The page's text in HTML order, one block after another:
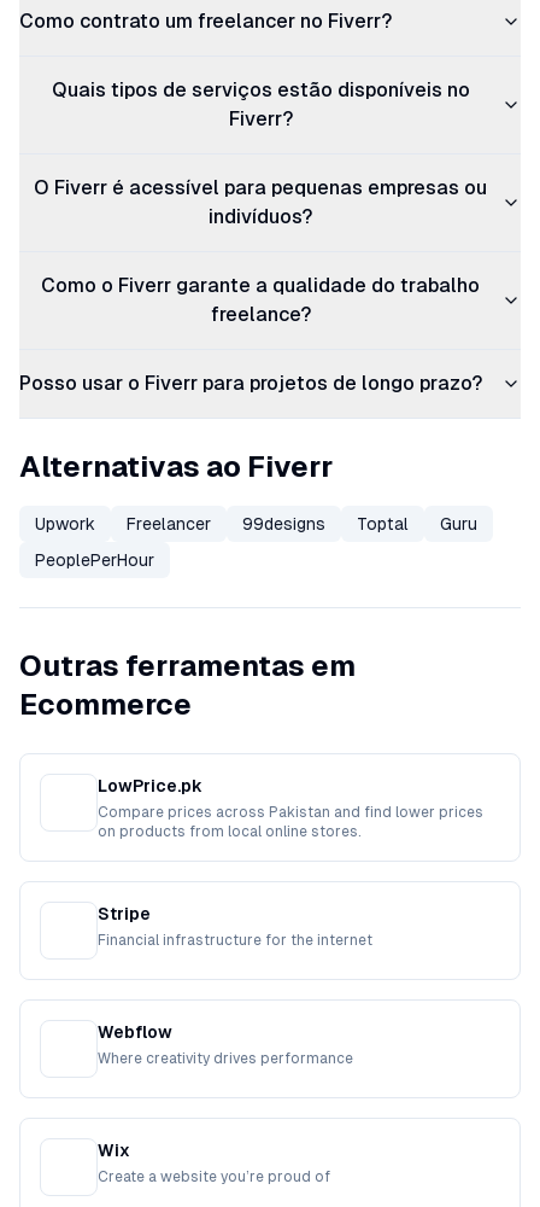
Como contrato um freelancer no Fiverr?
Quais tipos de serviços estão disponíveis no
Fiverr?
O Fiverr é acessível para pequenas empresas ou
indivíduos?
Como o Fiverr garante a qualidade do trabalho
freelance?
Posso usar o Fiverr para projetos de longo prazo?
Alternativas ao Fiverr
Upwork Freelancer 99designs Toptal
Guru
PeoplePerHour
Outras ferramentas em
Ecommerce
LowPrice.pk
Compare prices across Pakistan and find lower prices
on products from local online stores.
Stripe
Financial infrastructure for the internet
Webflow
Where creativity drives performance
Wix
Create a website you’re proud of